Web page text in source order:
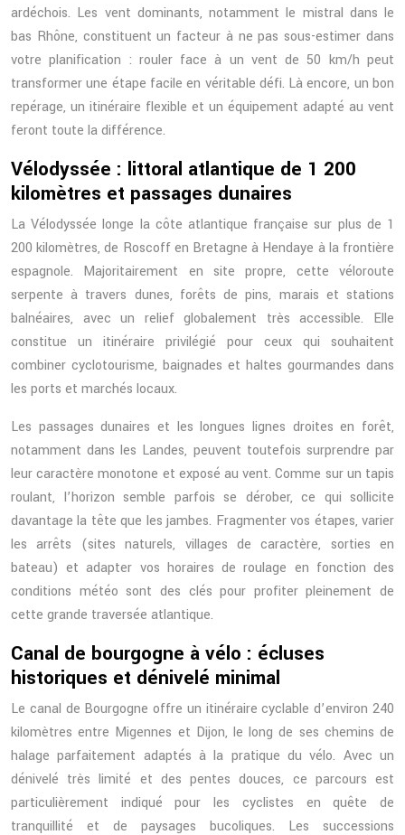
ardéchois. Les vent dominants, notamment le mistral dans le
bas Rhône, constituent un facteur à ne pas sous-estimer dans
votre planification : rouler face à un vent de 50 km/h peut
transformer une étape facile en véritable défi. Là encore, un bon
repérage, un itinéraire flexible et un équipement adapté au vent
feront toute la différence.
Vélodyssée : littoral atlantique de 1 200
kilomètres et passages dunaires
La Vélodyssée longe la côte atlantique française sur plus de 1
200 kilomètres, de Roscoff en Bretagne à Hendaye à la frontière
espagnole. Majoritairement en site propre, cette véloroute
serpente à travers dunes, forêts de pins, marais et stations
balnéaires, avec un relief globalement très accessible. Elle
constitue un itinéraire privilégié pour ceux qui souhaitent
combiner cyclotourisme, baignades et haltes gourmandes dans
les ports et marchés locaux.
Les passages dunaires et les longues lignes droites en forêt,
notamment dans les Landes, peuvent toutefois surprendre par
leur caractère monotone et exposé au vent. Comme sur un tapis
roulant, l’horizon semble parfois se dérober, ce qui sollicite
davantage la tête que les jambes. Fragmenter vos étapes, varier
les arrêts (sites naturels, villages de caractère, sorties en
bateau) et adapter vos horaires de roulage en fonction des
conditions météo sont des clés pour profiter pleinement de
cette grande traversée atlantique.
Canal de bourgogne à vélo : écluses
historiques et dénivelé minimal
Le canal de Bourgogne offre un itinéraire cyclable d’environ 240
kilomètres entre Migennes et Dijon, le long de ses chemins de
halage parfaitement adaptés à la pratique du vélo. Avec un
dénivelé très limité et des pentes douces, ce parcours est
particulièrement indiqué pour les cyclistes en quête de
tranquillité et de paysages bucoliques. Les successions